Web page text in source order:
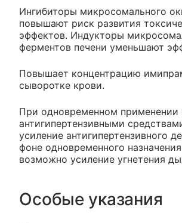
Ингибиторы микросомального
повышают риск развития
эффектов. Индукторы
ферментов печени уменьшают
Повышает концентрацию
сыворотке крови.
При одновременном применении
антигипертензивными
усиление антигипертензивного
фоне одновременного
возможно усиление угнетения
Особые указания